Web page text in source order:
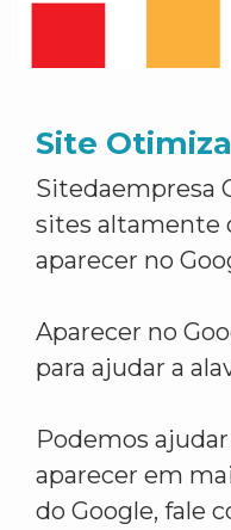
Site
Sitedaempresa
sites altamente
aparecer no
Aparecer no
para ajudar a
Podemos
aparecer em
do Google, fale